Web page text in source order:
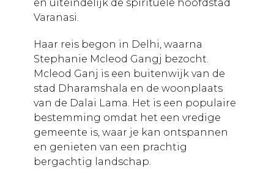
en uiteindelijk de spirituele hoofdstad
Varanasi.
Haar reis begon in Delhi, waarna
Stephanie Mcleod Gangj bezocht.
Mcleod Ganj is een buitenwijk van de
stad Dharamshala en de woonplaats
van de Dalai Lama. Het is een populaire
bestemming omdat het een vredige
gemeente is, waar je kan ontspannen
en genieten van een prachtig
bergachtig landschap.